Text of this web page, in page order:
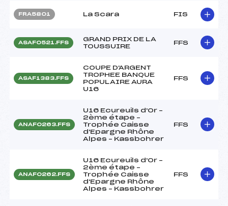
FRA5801 La Scara FIS
ASAF0521.FFS
GRAND PRIX DE LA
TOUSSUIRE
FFS
ASAF1383.FFS
COUPE D'ARGENT
TROPHEE BANQUE
POPULAIRE AURA
U16
FFS
ANAF0263.FFS
U16 Ecureuils d'Or –
2ème étape –
Trophée Caisse
d'Epargne Rhône
Alpes – Kassbohrer
FFS
ANAF0262.FFS
U16 Ecureuils d'Or –
2ème étape –
Trophée Caisse
d'Epargne Rhône
Alpes – Kassbohrer
FFS